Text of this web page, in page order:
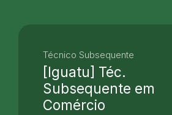
Técnico Subsequente
[Iguatu] Téc.
Subsequente em
Comércio